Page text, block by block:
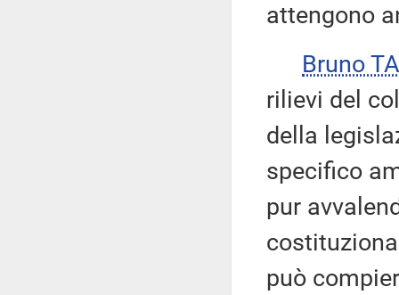
attengono
Bruno
rilievi del
della
specifico
pur
può